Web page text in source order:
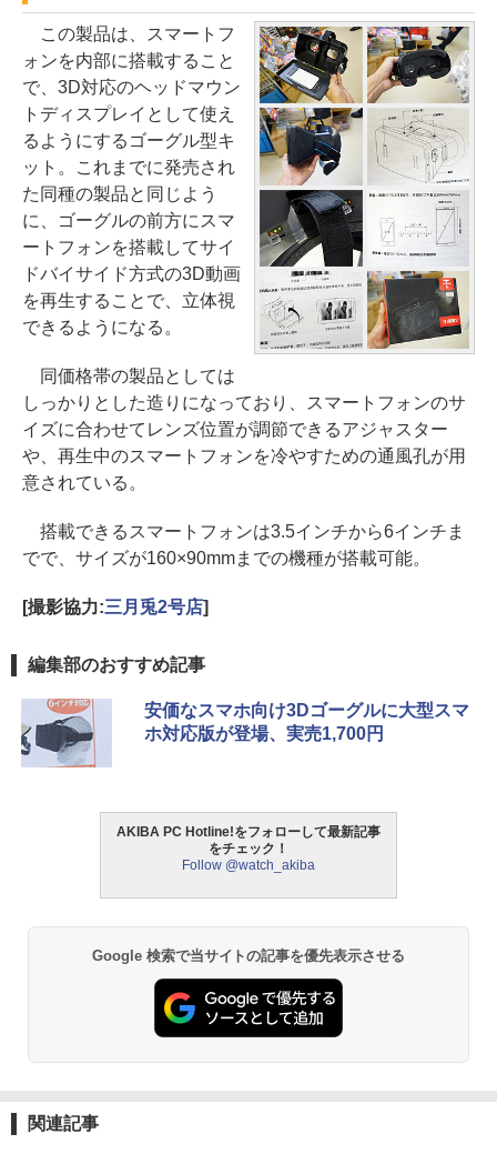
この製品は、スマートフ
ォンを内部に搭載すること
で、3D対応のヘッドマウン
トディスプレイとして使え
るようにするゴーグル型キ
ット。これまでに発売され
た同種の製品と同じよう
に、ゴーグルの前方にスマ
ートフォンを搭載してサイ
ドバイサイド方式の3D動画
を再生することで、立体視
できるようになる。
同価格帯の製品としては
しっかりとした造りになっており、スマートフォンのサ
イズに合わせてレンズ位置が調節できるアジャスター
や、再生中のスマートフォンを冷やすための通風孔が用
意されている。
搭載できるスマートフォンは3.5インチから6インチま
でで、サイズが160×90mmまでの機種が搭載可能。
[撮影協力:三月兎2号店]
編集部のおすすめ記事
安価なスマホ向け3Dゴーグルに大型スマ
ホ対応版が登場、実売1,700円
AKIBA PC Hotline!をフォローして最新記事
をチェック！
Follow @watch_akiba
Google 検索で当サイトの記事を優先表示させる
関連記事